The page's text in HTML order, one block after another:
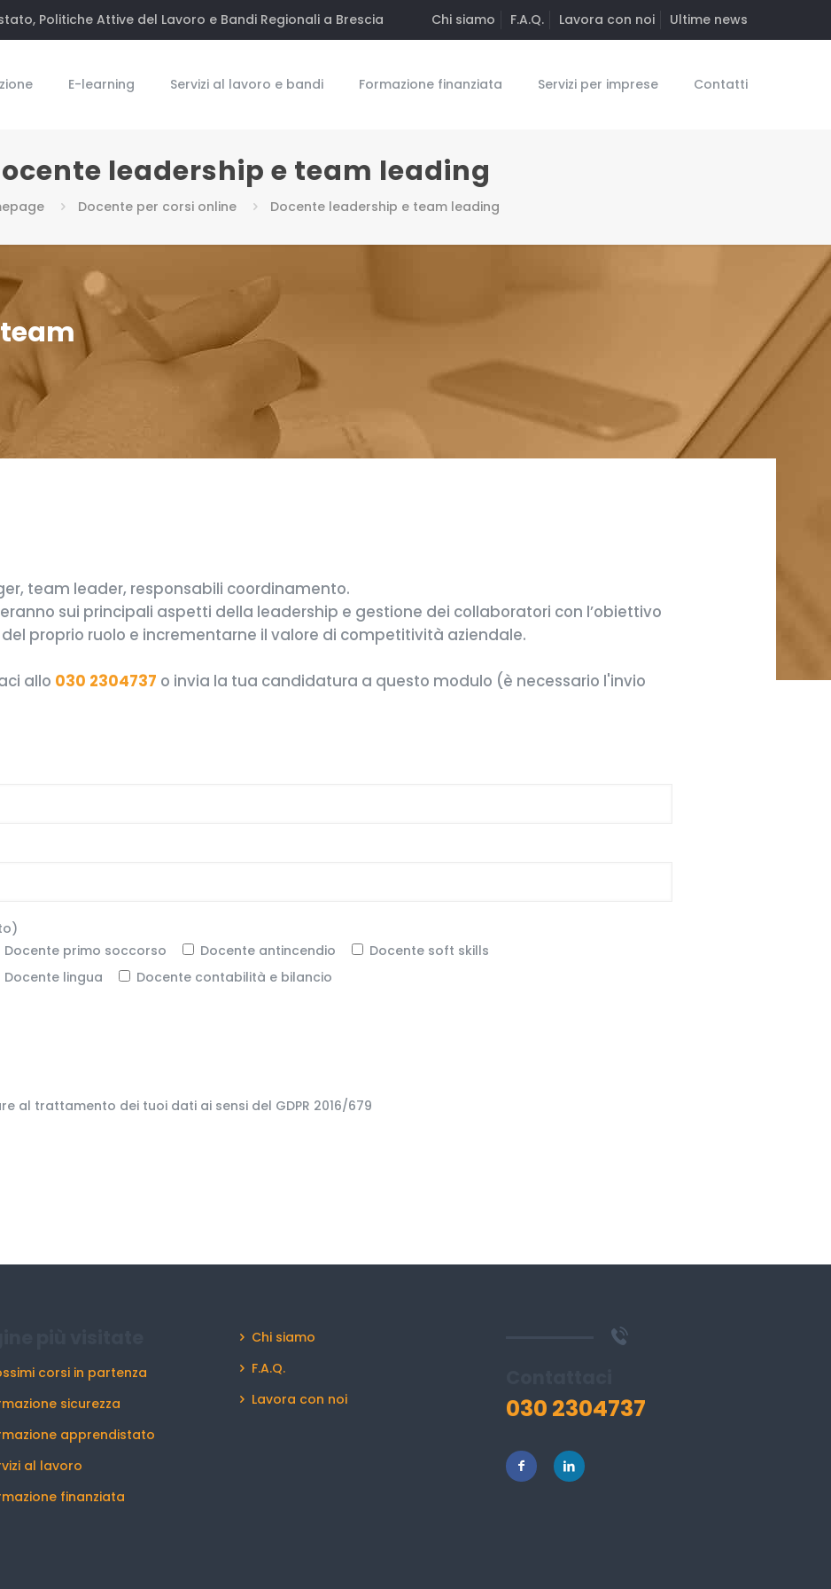
Politiche Attive del Lavoro e Bandi Regionali a Brescia Chi siamo F.A.Q. Lavora con noi Ultime news
E-learning Servizi al lavoro e bandi Formazione finanziata Servizi per imprese Contatti
leadership e team leading
Docente per corsi online Docente leadership e team leading
team leader, responsabili coordinamento.
sui principali aspetti della leadership e gestione dei collaboratori con l’obiettivo
proprio ruolo e incrementarne il valore di competitività aziendale.
allo 030 2304737 o invia la tua candidatura a questo modulo (è necessario l'invio
Docente primo soccorso Docente antincendio
Docente soft skills
Docente lingua Docente contabilità e bilancio
al trattamento dei tuoi dati ai sensi del GDPR 2016/679
corsi in partenza
sicurezza
apprendistato
al lavoro
finanziata
Chi siamo
F.A.Q.
Lavora con noi
030 2304737